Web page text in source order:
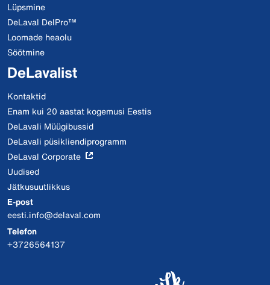
Lüpsmine
DeLaval DelPro™
Loomade heaolu
Söötmine
DeLavalist
Kontaktid
Enam kui 20 aastat kogemusi Eestis
DeLavali Müügibussid
DeLavali püsikliendiprogramm
DeLaval Corporate
Uudised
Jätkusuutlikkus
E-post
eesti.info@delaval.com
Telefon
+3726564137